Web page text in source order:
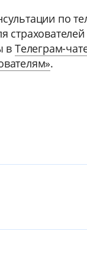
по
страхователей
в Телеграм-
.